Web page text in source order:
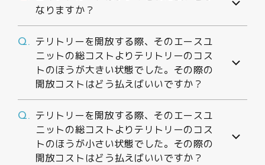
なりますか？
Q. テリトリーを開放する際、そのエースユ
ニットの総コストよりテリトリーのコス
トのほうが大きい状態でした。その際の
開放コストはどう払えばいいですか？
Q. テリトリーを開放する際、そのエースユ
ニットの総コストよりテリトリーのコス
トのほうが小さい状態でした。その際の
開放コストはどう払えばいいですか？